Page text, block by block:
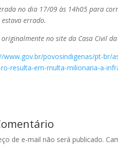
no dia 17/09 às 14h05 para
errado.
no site da Casa Civil
www.gov.br/povosindigenas/pt-br/
resulta-em-multa-milionaria-a-
de e-mail não será publicado.